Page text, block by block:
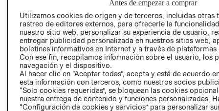
AVISO DE
PRIVACIDAD
GIFT CARD
Antes de empezar a comprar
Utilizamos cookies de origen y de terceros, incluidas otras
rastreo de editores externos, para ofrecerle la
nuestro sitio web, personalizar su experiencia de usuario,
entregar publicidad personalizada en nuestros sitios web,
boletines informativos en Internet y a través de plataformas
Con ese fin, recopilamos información sobre el usuario, los
navegación y el dispositivo.
Al hacer clic en “Aceptar todas”, acepta y está de acuerdo
esta información con terceros, como nuestros socios
“Solo cookies requeridas”, se bloquean las cookies
nuestra entrega de contenido y funciones personalizadas.
“Configuración de cookies y servicios” para personalizar